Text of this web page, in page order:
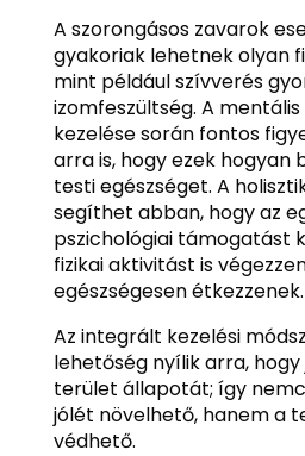
A szorongásos zavarok
gyakoriak lehetnek olyan
mint például szívverés
izomfeszültség. A
kezelése során fontos
arra is, hogy ezek hogyan
testi egészséget. A
segíthet abban, hogy az
pszichológiai támogatást
fizikai aktivitást is
egészségesen étkezzenek.
Az integrált kezelési
lehetőség nyílik arra,
terület állapotát; így
jólét növelhető, hanem a
védhető.